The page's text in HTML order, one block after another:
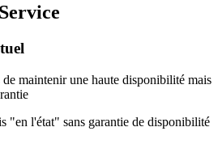
maintenir une haute disponibilité mais
"en l'état" sans garantie de disponibilité